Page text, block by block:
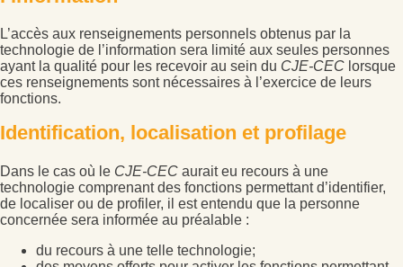
L’accès aux renseignements personnels obtenus par la
technologie de l’information sera limité aux seules personnes
ayant la qualité pour les recevoir au sein du CJE-CEC lorsque
ces renseignements sont nécessaires à l’exercice de leurs
fonctions.
Identification, localisation et profilage
Dans le cas où le CJE-CEC aurait eu recours à une
technologie comprenant des fonctions permettant d’identifier,
de localiser ou de profiler, il est entendu que la personne
concernée sera informée au préalable :
du recours à une telle technologie;